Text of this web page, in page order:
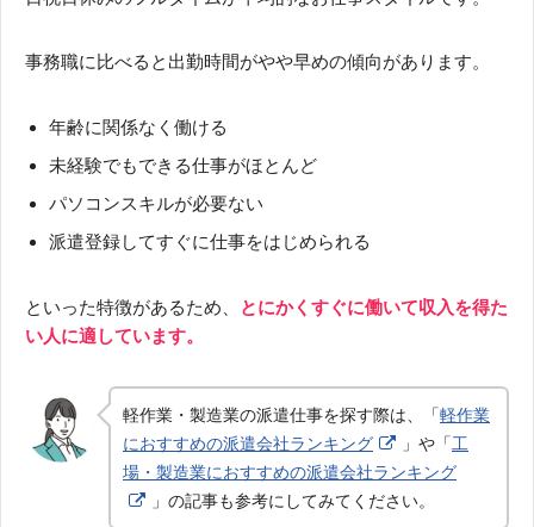
事務職に比べると出勤時間がやや早めの傾向があります。
年齢に関係なく働ける
未経験でもできる仕事がほとんど
パソコンスキルが必要ない
派遣登録してすぐに仕事をはじめられる
といった特徴があるため、
とにかくすぐに働いて収入を得た
い人に適しています。
軽作業・製造業の派遣仕事を探す際は、「軽作業
におすすめの派遣会社ランキング
」や「工
場・製造業におすすめの派遣会社ランキング
」の記事も参考にしてみてください。